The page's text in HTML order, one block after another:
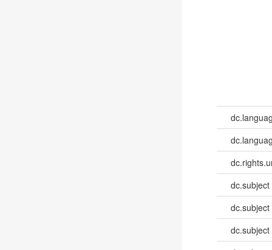
dc.subject
dc.subject
dc.subject